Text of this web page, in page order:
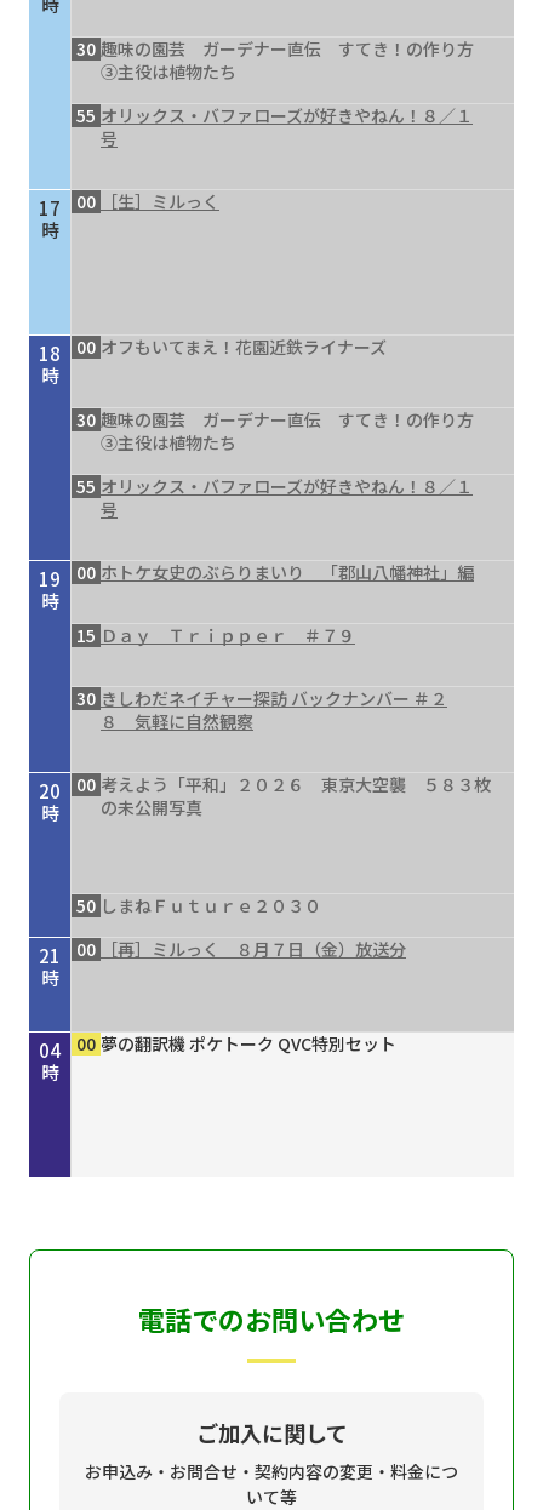
17
時
18
時
19
時
20
時
21
時
22
時
23
時
00
時
01
時
02
時
03
時
04
時
30 趣味の園芸 ガーデナー直伝 すてき！の作り方
③主役は植物たち
55 オリックス・バファローズが好きやねん！８／１
号
00 ［生］ミルっく
00 オフもいてまえ！花園近鉄ライナーズ
30 趣味の園芸 ガーデナー直伝 すてき！の作り方
③主役は植物たち
55 オリックス・バファローズが好きやねん！８／１
号
00 ホトケ女史のぶらりまいり 「郡山八幡神社」編
15 Ｄａｙ Ｔｒｉｐｐｅｒ ＃７９
30 きしわだネイチャー探訪 バックナンバー ＃２
８ 気軽に自然観察
00 考えよう「平和」２０２６ 東京大空襲 ５８３枚
の未公開写真
50 しまねＦｕｔｕｒｅ２０３０
00
［再］ミルっく ８月７日（金）放送分
00 Ｄａｙ Ｔｒｉｐｐｅｒ ＃７９
15 シェフが教える家庭料理 ＃３７ 豆乳と漬物の
30 タイガースＶ特急 ８／４号
00 ［再］ミルっく ８月７日（金）放送分
00 はじめのミニだんじりへの道 ＃１２４
30 趣味の園芸 ガーデナー直伝 すてき！の作り方
55 オリックス・バファローズが好きやねん！８／１
00 銀座トマト ドクターズサプリ
00 夢の翻訳機 ポケトーク QVC特別セット
00 夢の翻訳機 ポケトーク QVC特別セット
00 夢の翻訳機 ポケトーク QVC特別セット
電話でのお問い合わせ
ご加入に関して
お申込み・お問合せ・契約内容の変更・料金につ
いて等